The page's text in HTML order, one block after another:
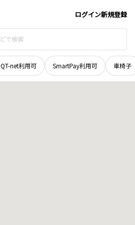
ログイン新規登録
QT-net利用可 SmartPay利用可 車椅子